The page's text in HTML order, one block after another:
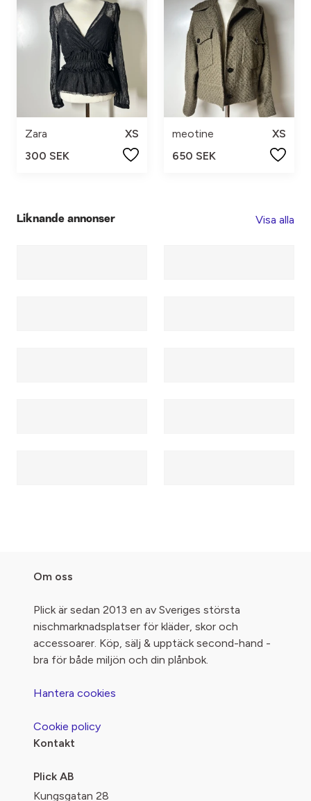
Zara
XS
300 SEK
meotine
XS
650 SEK
Liknande annonser Visa alla
Om oss
Plick är sedan 2013 en av Sveriges största
nischmarknadsplatser för kläder, skor och
accessoarer. Köp, sälj & upptäck second-hand -
bra för både miljön och din plånbok.
Hantera cookies
Cookie policy
Kontakt
Plick AB
Kungsgatan 28